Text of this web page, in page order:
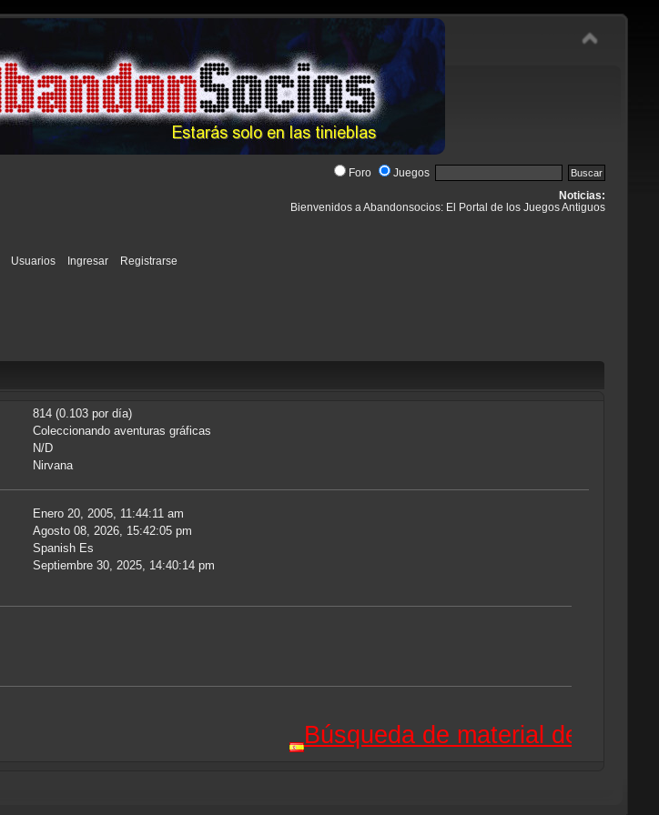
Foro Juegos
Noticias:
Bienvenidos a Abandonsocios: El Portal de los Juegos Antiguos
Usuarios Ingresar Registrarse
814 (0.103 por día)
Coleccionando aventuras gráficas
N/D
Nirvana
Enero 20, 2005, 11:44:11 am
Agosto 08, 2026, 15:42:05 pm
Spanish Es
Septiembre 30, 2025, 14:40:14 pm
Búsqueda de material de